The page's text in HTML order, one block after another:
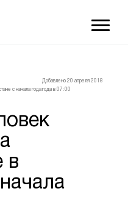
с начала года
Добавлено 20 апреля 2018
года в 07:00
в